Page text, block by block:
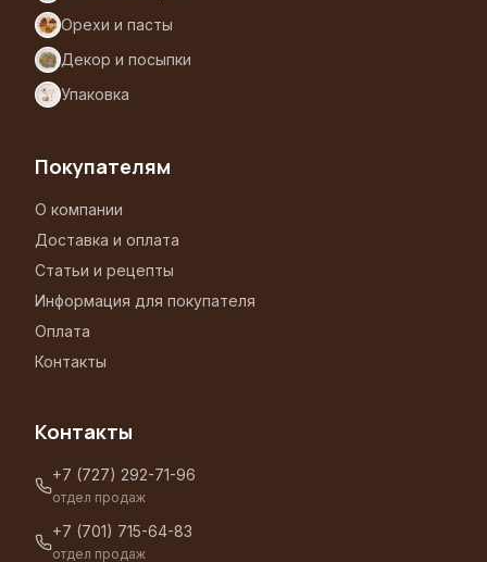
Орехи и пасты
Декор и посыпки
Упаковка
Покупателям
О компании
Доставка и оплата
Статьи и рецепты
Информация для покупателя
Оплата
Контакты
Контакты
+7 (727) 292-71-96
отдел продаж
+7 (701) 715-64-83
отдел продаж